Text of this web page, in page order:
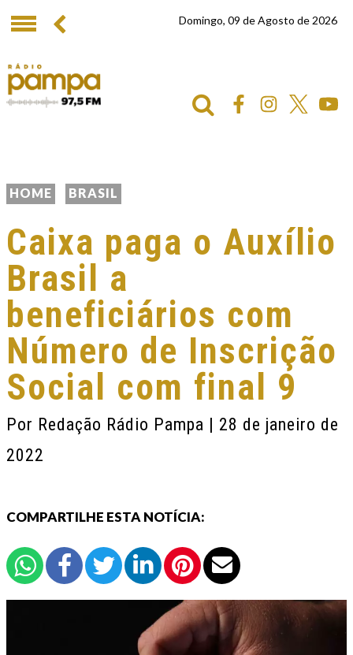
Domingo, 09 de Agosto de 2026
HOME BRASIL
Caixa paga o Auxílio
Brasil a
beneficiários com
Número de Inscrição
Social com final 9
Por Redação Rádio Pampa | 28 de janeiro de
2022
COMPARTILHE ESTA NOTÍCIA: